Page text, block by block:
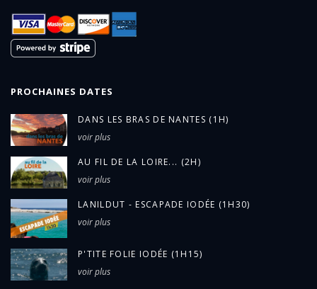
PROCHAINES DATES
DANS LES BRAS DE NANTES (1H)
voir plus
AU FIL DE LA LOIRE... (2H)
voir plus
LANILDUT - ESCAPADE IODÉE (1H30)
voir plus
P'TITE FOLIE IODÉE (1H15)
voir plus